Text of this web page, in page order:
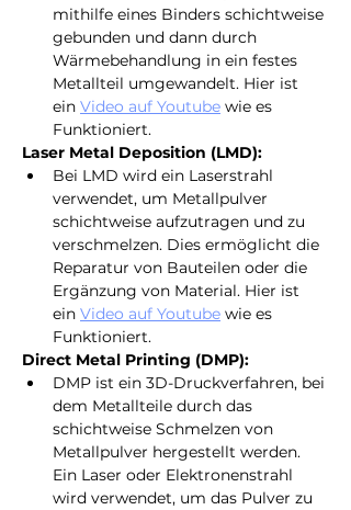
mithilfe eines Binders schichtweise
gebunden und dann durch
Wärmebehandlung in ein festes
Metallteil umgewandelt. Hier ist
ein Video auf Youtube wie es
Funktioniert.
Laser Metal Deposition (LMD):
Bei LMD wird ein Laserstrahl
verwendet, um Metallpulver
schichtweise aufzutragen und zu
verschmelzen. Dies ermöglicht die
Reparatur von Bauteilen oder die
Ergänzung von Material. Hier ist
ein Video auf Youtube wie es
Funktioniert.
Direct Metal Printing (DMP):
DMP ist ein 3D-Druckverfahren, bei
dem Metallteile durch das
schichtweise Schmelzen von
Metallpulver hergestellt werden.
Ein Laser oder Elektronenstrahl
wird verwendet, um das Pulver zu